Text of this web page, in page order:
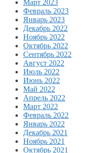
Март 2023
Февраль 2023
Январь 2023
Декабрь 2022
Ноябрь 2022
Октябрь 2022
Сентябрь 2022
Август 2022
Июль 2022
Июнь 2022
Май 2022
Апрель 2022
Март 2022
Февраль 2022
Январь 2022
Декабрь 2021
Ноябрь 2021
Октябрь 2021